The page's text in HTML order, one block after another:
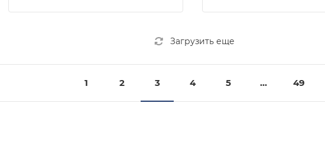
Загрузить еще
1 2 3 4 5 ... 49